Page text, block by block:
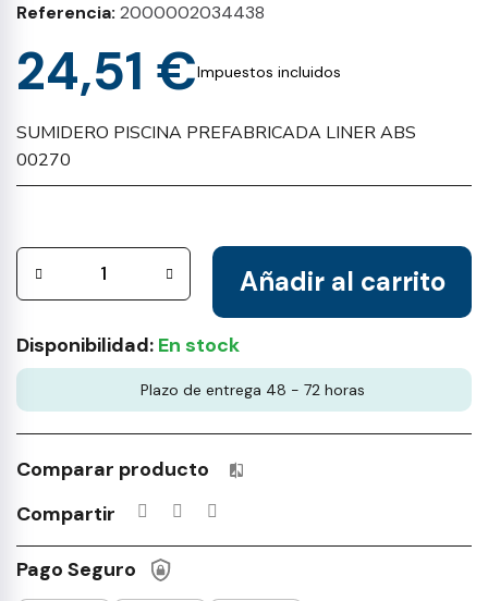
Referencia 2000002034438
24,51 €Impuestos incluidos
SUMIDERO PISCINA PREFABRICADA LINER ABS
00270
Añadir al carrito
Disponibilidad: En stock
Plazo de entrega 48 - 72 horas
Comparar producto Productos incluidos en tu lista
Compartir
Pago Seguro